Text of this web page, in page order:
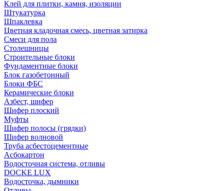
Клей для плитки, камня, изоляции
Штукатурка
Шпаклевка
Цветная кладочная смесь, цветная затирка
Смеси для пола
Столешницы
Строительные блоки
Фундаментные блоки
Блок газобетонный
Блоки ФБС
Керамические блоки
Азбест, шифер
Шифер плоский
Муфты
Шифер полосы (грядки)
Шифер волновой
Труба асбестоцементные
Асбокартон
Водосточная система, отливы
DOCKE LUX
Водосточка, дымники